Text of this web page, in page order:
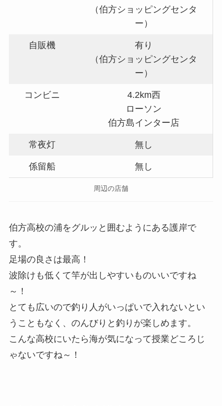
（伯方ショッピングセンタ
ー）
自販機
有り
（伯方ショッピングセンタ
ー）
コンビニ
4.2km西
ローソン
伯方島インター店
常夜灯 無し
係留船 無し
周辺の店舗
伯方高校の浦をグルッと囲むようにある護岸で
す。
足場の良さは最高！
波除けも低くて竿が出しやすいものいいですね
～！
とても広いので釣り人がいっぱいで入れないとい
うこともなく、のんびりと釣りが楽しめます。
こんな高校にいたら海が気になって授業どころじ
ゃないですね～！